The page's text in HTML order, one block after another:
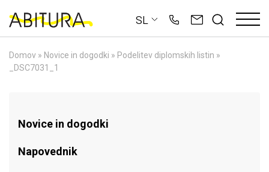
content
SL
Domov » Novice in dogodki » Podelitev diplomskih listin »
_DSC7031_1
Novice in dogodki
Napovednik